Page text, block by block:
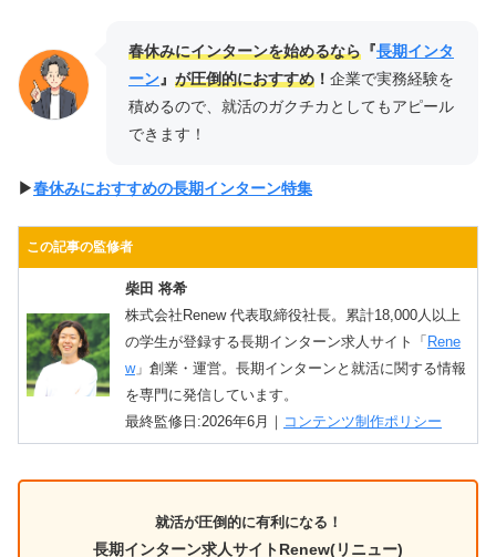
春休みにインターンを始めるなら 『長期インタ
ーン』 が圧倒的におすすめ ！ 企業で実務経験を
積めるので、就活のガクチカとしてもアピール
できます！
▶︎春休みにおすすめの長期インターン特集
この記事の監修者
柴田 将希
株式会社Renew 代表取締役社長。累計18,000人以上
の学生が登録する長期インターン求人サイト「 Rene
w」創業・運営。長期インターンと就活に関する情報
を専門に発信しています。
最終監修日:2026年6月｜ コンテンツ制作ポリシー
就活が圧倒的に有利になる！
長期インターン求人サイトRenew(リニュー)